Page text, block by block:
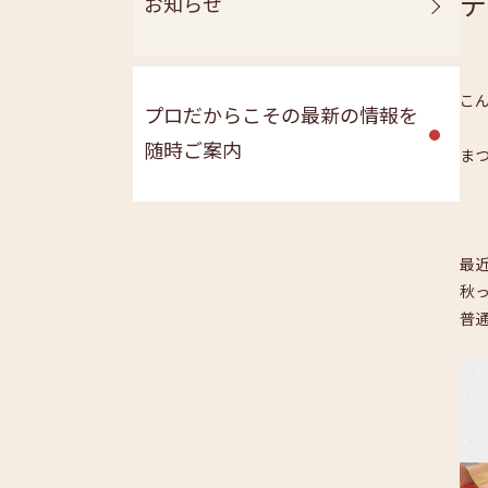
お知らせ
プロだからこその最新の情報を
随時ご案内
こ
ま
最
秋
普